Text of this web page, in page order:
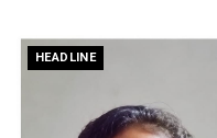
HEADLINE